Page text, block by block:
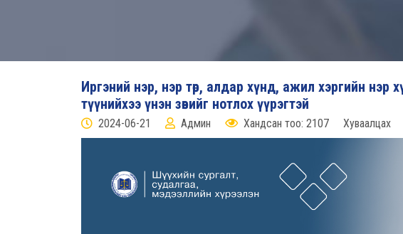
Иргэний нэр, нэр төр, алдар хүнд, ажил хэргийн нэр
түүнийхээ үнэн зөвийг нотлох үүрэгтэй
2024-06-21 Админ Хандсан тоо: 2107 Хуваалцах